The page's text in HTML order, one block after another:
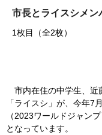
市長とライスシメン
1枚目（全2枚）
市内在住の中学生、近
「ライスシ」が、今年7
（2023ワールドジャン
となっています。